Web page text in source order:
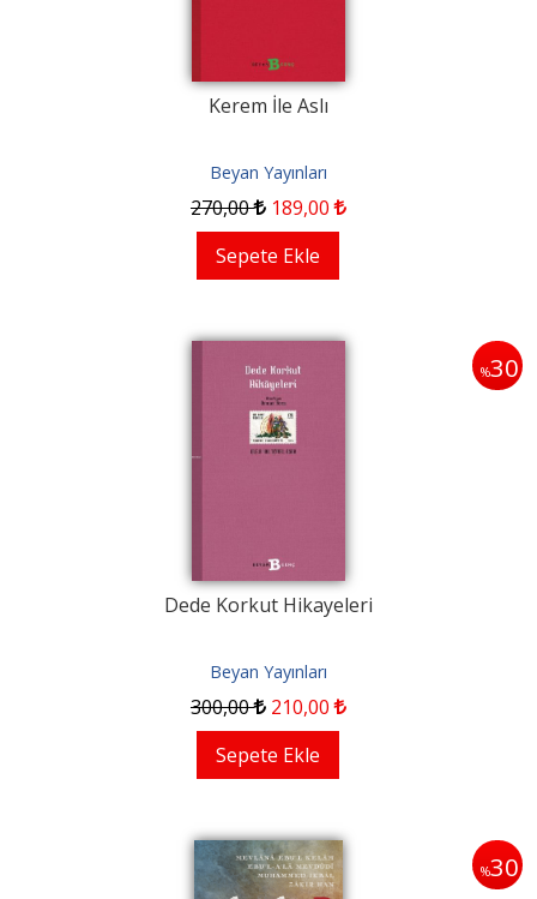
Kerem İle Aslı
Beyan Yayınları
270,00 189,00
Sepete Ekle
%30
Dede Korkut Hikayeleri
Beyan Yayınları
300,00 210,00
Sepete Ekle
%30